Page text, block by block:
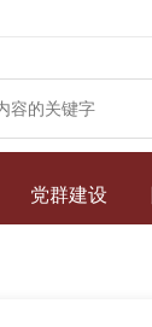
党群建设